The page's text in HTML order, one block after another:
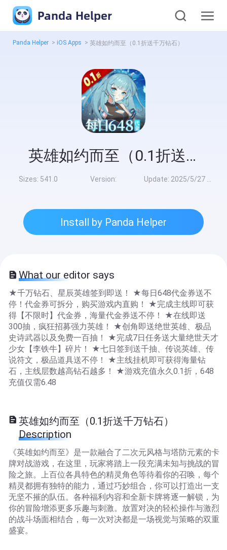
Panda Helper
Panda Helper > iOS Apps > 英雄如约而至（0.1折送千万钻石）
英雄如约而至（0.1折送千万钻石）
Sizes: 541.0 Version: Update: 2025/5/27 8:00:00
Install by Panda Helper
What our editor says
★千万钻石、星辰英雄签到即送！ ★每日648代金券送不
停！代金券可拆分，购买游戏内直购！ ★完成主线即可获
得【不限时】代金券，海量代金券送不停！ ★在线即送
300抽，疯狂招募强力英雄！ ★创角即送绝世英雄、极品
史诗武器以及免费一百抽！ ★完成7日任务送大量绝世天才
少女【李铁牛】碎片！ ★七日签到送千抽、传说英雄、传
说符文，极品道具送不停！ ★主线挂机即可获得海量钻
石，主线层数越高钻石越多！ ★游戏充值永久0.1折，648
充值仅需6.48
英雄如约而至（0.1折送千万钻石）
Description
《英雄如约而至》是一款融合了二次元风格与塔防元素的卡
牌对战游戏，在这里，玩家将踏上一段充满未知与挑战的冒
险之旅。上百位各具特色的精灵角色等待着你的召唤，每个
精灵都拥有独特的能力，通过巧妙组合，你可以打造出一支
无坚不摧的队伍。各种福利内容和全新卡牌将逐一解锁，为
你的冒险增添更多乐趣与刺激。放置对决的轻松操作与激烈
的战斗场面相结合，每一次对决都是一场视觉与策略的双重
盛宴。